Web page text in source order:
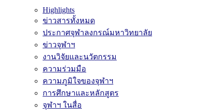
Highlights
ข่าวสารทั้งหมด
ประกาศจุฬาลงกรณ์มหาวิทยาลัย
ข่าวจุฬาฯ
งานวิจัยและนวัตกรรม
ความร่วมมือ
ความภูมิใจของจุฬาฯ
การศึกษาและหลักสูตร
จุฬาฯ ในสื่อ